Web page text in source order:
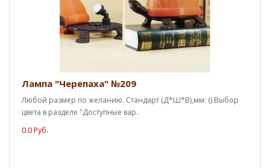
Лампа "Черепаха" №209
Любой размер по желанию. Стандарт (Д*Ш*В),мм: () Выбор
цвета в разделе "Доступные вар..
0.0 Руб.